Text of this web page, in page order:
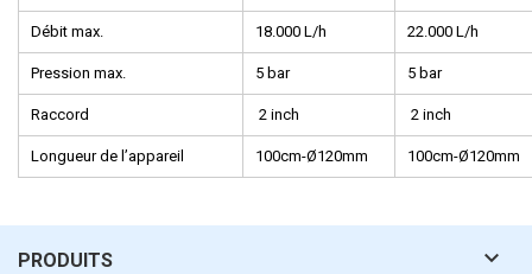
Débit max. 18.000 L/h 22.000 L/h
Pression max. 5 bar 5 bar
Raccord 2 inch 2 inch
Longueur de l’appareil 100cm-Ø120mm 100cm-Ø120mm
PRODUITS 